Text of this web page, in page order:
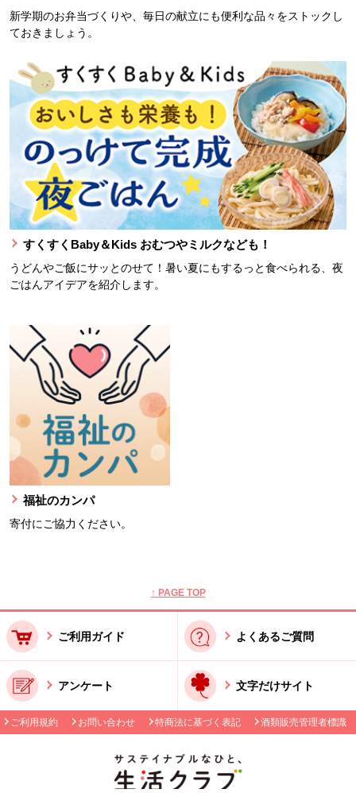
新学期のお弁当づくりや、毎日の献立にも便利な品々をストックし
ておきましょう。
すくすくBaby＆Kids おむつやミルクなども！
うどんやご飯にサッとのせて！暑い夏にもするっと食べられる、夜
ごはんアイデアを紹介します。
福祉のカンパ
寄付にご協力ください。
↑ PAGE TOP
ご利用ガイド よくあるご質問
アンケート 文字だけサイト
ご利用規約 お問い合わせ 特商法に基づく表記 酒類販売管理者標識